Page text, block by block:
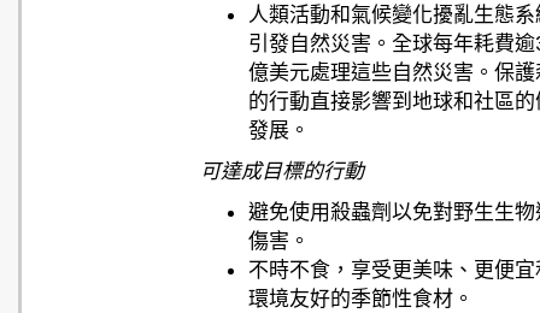
人類活動和氣候變化擾亂生態系
引發自然災害。全球每年耗費
億美元處理這些自然災害。保護
的行動直接影響到地球和社區的
發展。
可達成目標的行動
避免使用殺蟲劑以免對野生生物
傷害。
不時不食，享受更美味、更便宜
環境友好的季節性食材。